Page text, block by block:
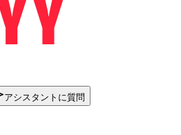
アシスタントに質問